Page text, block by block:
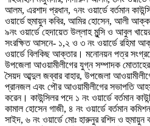
আলম, এরশাদ প্রধান, ৭নং ওয়ার্ডে বর্তমান
ওয়ার্ডে হুমায়ুন কবির, আমির হোসেন, আলী
৯নং ওয়ার্ডে হেদায়েত উল্লাহ মুন্সি ও আবুল
সংরক্ষিত আসনে- ১,২ ও ৩ নং ওয়ার্ডে রহিমা
ওয়ার্ডে বিলকিছ আক্তার। মনোনয়ন পত্র
উপজেলা আওয়ামীলীগের যুগ্ন সম্পাদক
সৈয়দ আব্দুল জব্বার বাহার, উপজেলা
প্রানজল এবং পৌর আওয়ামীলীগের সভাপতি
করেন। কাউন্সিলর পদে ১ নং ওয়ার্ডে বর্তমান
কামাল হোসেন গাজী, ৪ নং ওয়ার্ডে বর্তমান
সাইদ, ৬ নং ওয়ার্ডে মোঃ হারুনুর রশিদ ও হুমায়ুন